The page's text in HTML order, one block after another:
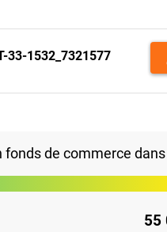
33-1532_7321577
fonds de commerce
55